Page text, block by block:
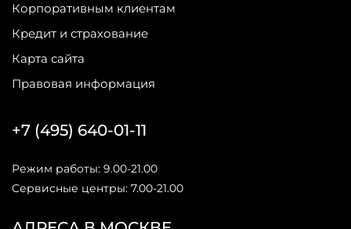
Корпоративным клиентам
Кредит и страхование
Карта сайта
Правовая информация
+7 (495) 640-01-11
Режим работы: 9.00-21.00
Сервисные центры: 7.00-21.00